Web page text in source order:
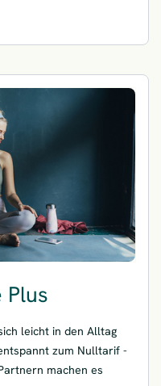
leicht in den Alltag
zum Nulltarif -
machen es